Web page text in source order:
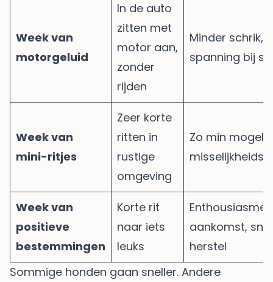
Week van
motorgeluid
In de auto
zitten met
motor aan,
zonder
rijden
Minder schrik,
spanning bij
Week van
mini-ritjes
Zeer korte
ritten in
rustige
omgeving
Zo min
Week van
positieve
bestemmingen
Korte rit
naar iets
leuks
Enthousiasme
aankomst,
herstel
Sommige honden gaan sneller. Andere